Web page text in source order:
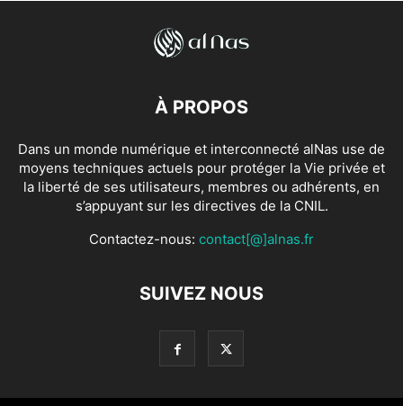
À PROPOS
Dans un monde numérique et interconnecté alNas use de
moyens techniques actuels pour protéger la Vie privée et
la liberté de ses utilisateurs, membres ou adhérents, en
s’appuyant sur les directives de la CNIL.
Contactez-nous: contact[@]alnas.fr
SUIVEZ NOUS